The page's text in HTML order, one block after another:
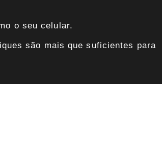
o seu celular.
são mais que suficientes para